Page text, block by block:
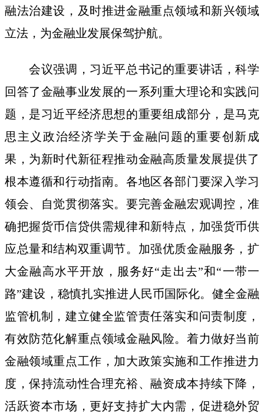
融法治建设，及时推进金融重点领域和新兴领域
立法，为金融业发展保驾护航。
会议强调，习近平总书记的重要讲话，科学
回答了金融事业发展的一系列重大理论和实践问
题，是习近平经济思想的重要组成部分，是马克
思主义政治经济学关于金融问题的重要创新成
果，为新时代新征程推动金融高质量发展提供了
根本遵循和行动指南。各地区各部门要深入学习
领会、自觉贯彻落实。要完善金融宏观调控，准
确把握货币信贷供需规律和新特点，加强货币供
应总量和结构双重调节。加强优质金融服务，扩
大金融高水平开放，服务好“走出去”和“一带一
路”建设，稳慎扎实推进人民币国际化。健全金融
监管机制，建立健全监管责任落实和问责制度，
有效防范化解重点领域金融风险。着力做好当前
金融领域重点工作，加大政策实施和工作推进力
度，保持流动性合理充裕、融资成本持续下降，
活跃资本市场，更好支持扩大内需，促进稳外贸